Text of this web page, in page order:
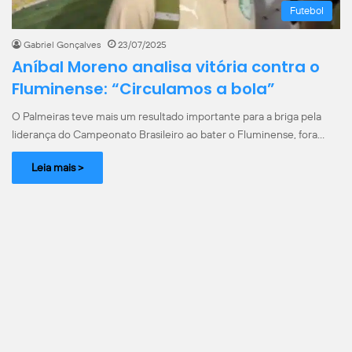
Futebol
Gabriel Gonçalves 23/07/2025
Aníbal Moreno analisa vitória contra o
Fluminense: “Circulamos a bola”
O Palmeiras teve mais um resultado importante para a briga pela
liderança do Campeonato Brasileiro ao bater o Fluminense, fora…
Leia mais >